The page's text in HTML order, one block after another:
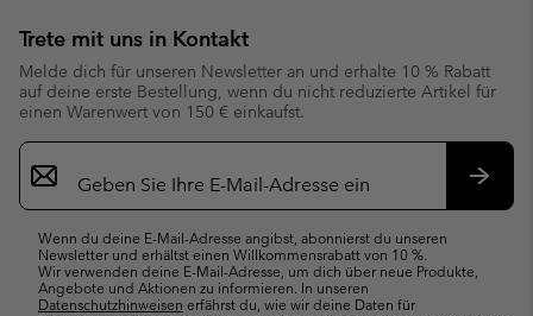
Trete mit uns in Kontakt
Melde dich für unseren Newsletter an und erhalte 10 % Rabatt
auf deine erste Bestellung, wenn du nicht reduzierte Artikel für
einen Warenwert von 150 € einkaufst.
Newsletter-
Anmeldung
Wenn du deine E-Mail-Adresse angibst, abonnierst du unseren
Newsletter und erhältst einen Willkommensrabatt von 10 %.
Wir verwenden deine E-Mail-Adresse, um dich über neue Produkte,
Angebote und Aktionen zu informieren. In unseren
Datenschutzhinweisen erfährst du, wie wir deine Daten für